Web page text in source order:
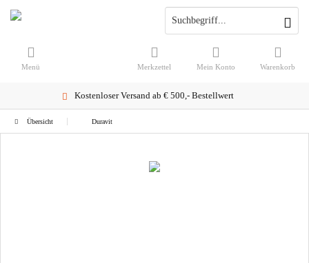
Kostenloser Versand ab € 500,- Bestellwert
Warenkorb
Merkzettel Mein Konto
Menü
Übersicht Duravit